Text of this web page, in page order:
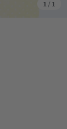
1 / 1